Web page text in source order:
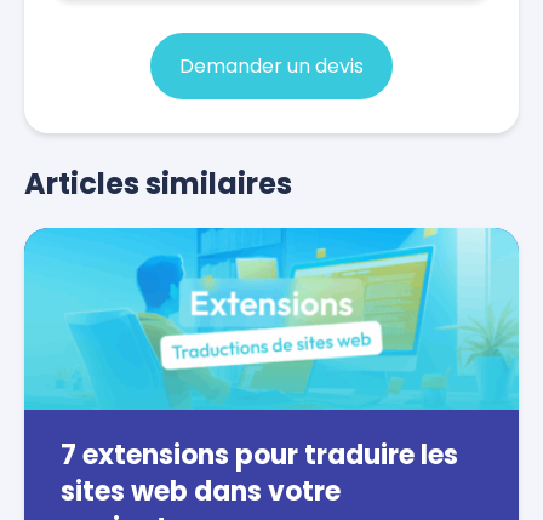
Demander un devis
Articles similaires
7 extensions pour traduire les
sites web dans votre